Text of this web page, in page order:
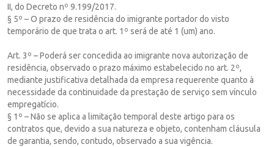
II, do Decreto nº 9.199/2017.
§ 5º – O prazo de residência do imigrante portador do visto
temporário de que trata o art. 1º será de até 1 (um) ano.
Art. 3º – Poderá ser concedida ao imigrante nova autorização de
residência, observado o prazo máximo estabelecido no art. 2º,
mediante justificativa detalhada da empresa requerente quanto à
necessidade da continuidade da prestação de serviço sem vínculo
empregatício.
§ 1º – Não se aplica a limitação temporal deste artigo para os
contratos que, devido a sua natureza e objeto, contenham cláusula
de garantia, sendo, contudo, observado a sua vigência.